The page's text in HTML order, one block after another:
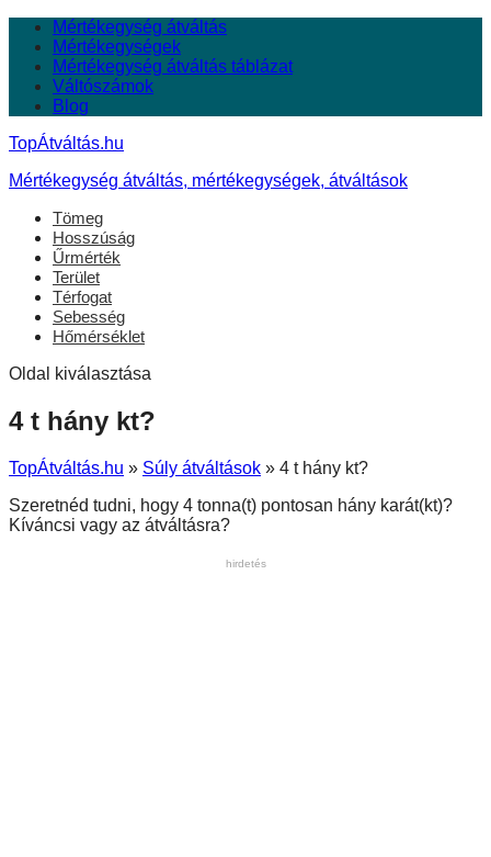
Mértékegység átváltás
Mértékegységek
Mértékegység átváltás táblázat
Váltószámok
Blog
TopÁtváltás.hu
Mértékegység átváltás, mértékegységek, átváltások
Tömeg
Hosszúság
Űrmérték
Terület
Térfogat
Sebesség
Hőmérséklet
Oldal kiválasztása
4 t hány kt?
TopÁtváltás.hu » Súly átváltások » 4 t hány kt?
Szeretnéd tudni, hogy 4 tonna(t) pontosan hány karát(kt)?
Kíváncsi vagy az átváltásra?
hirdetés